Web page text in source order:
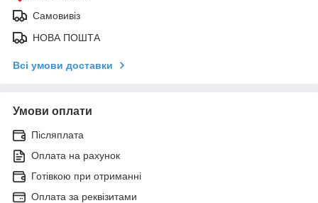
Самовивіз
НОВА ПОШТА
Всі умови доставки
Умови оплати
Післяплата
Оплата на рахунок
Готівкою при отриманні
Оплата за реквізитами